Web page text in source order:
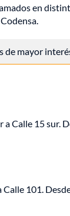
en
de mayor
Calle 15 sur.
101.